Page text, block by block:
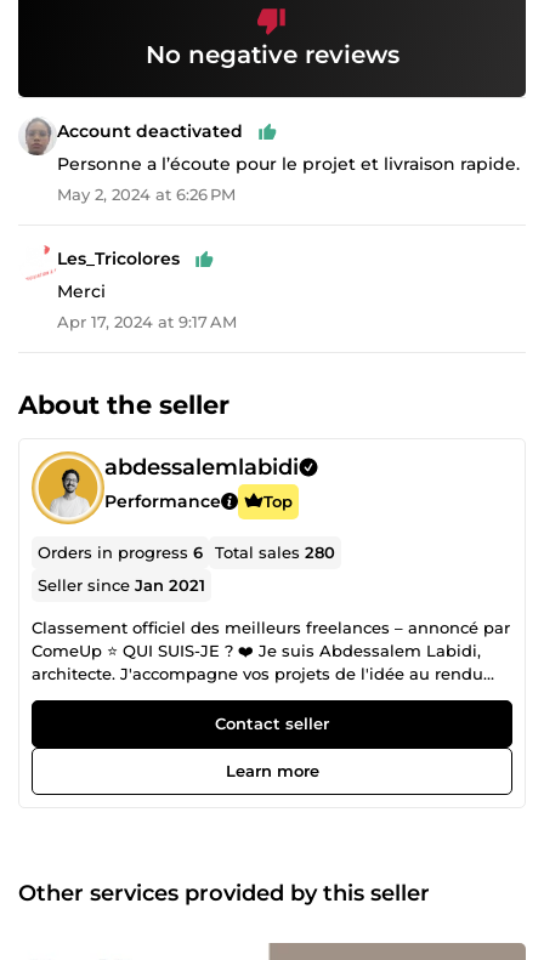
No negative reviews
Account deactivated
Personne a l’écoute pour le projet et livraison rapide.
May 2, 2024 at 6:26 PM
Les_Tricolores
Merci
Apr 17, 2024 at 9:17 AM
About the seller
abdessalemlabidi
Performance Top
Orders in progress6 Total sales280
Seller sinceJan 2021
Classement officiel des meilleurs freelances – annoncé par
ComeUp ⭐ QUI SUIS-JE ? ❤️ Je suis Abdessalem Labidi,
architecte. J'accompagne vos projets de l'idée au rendu
final : conception de plans 2D, modélisation 3D, rendus
réalistes et maquettes numériques BIM (Revit). Mes clients
me décrivent comme « l'Architecte qui transforme
l'impossible en possible, dans des délais très courts ». Une
reconnaissance qui reflète mon engagement : concevoir
construit une réputation fondée sur la précision et la
fiabilité. Les 210 avis positifs — sans aucune note négative
Contact seller
Learn more
Other services provided by this seller